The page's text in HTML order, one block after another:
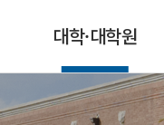
대학·대학원